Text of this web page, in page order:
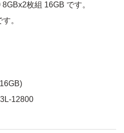
枚組 16GB です。
。
12800
や汚れなし